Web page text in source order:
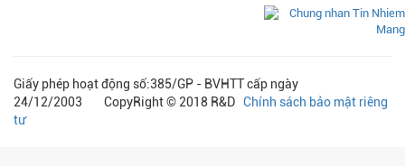
Giấy phép hoạt động số:385/GP - BVHTT cấp ngày
24/12/2003 CopyRight © 2018 R&D Chính sách bảo mật riêng
tư